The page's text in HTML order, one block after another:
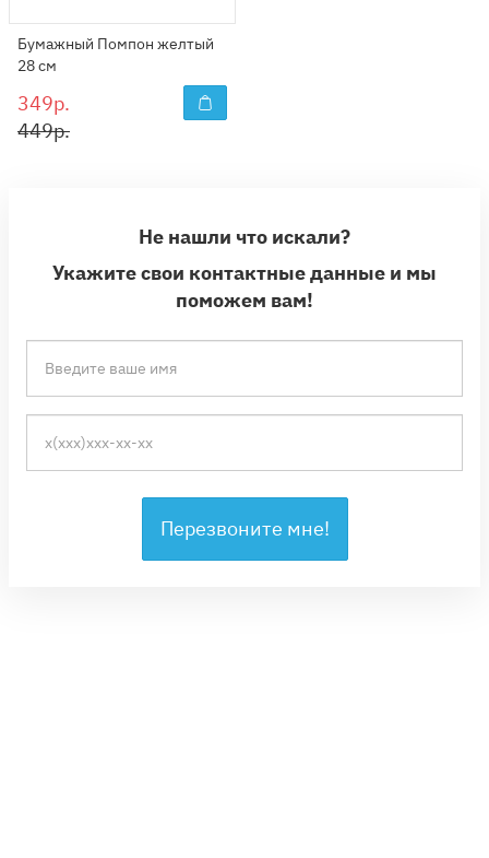
Бумажный Помпон желтый
28 см
349р.
449р.
Не нашли что искали?
Укажите свои контактные данные и мы
поможем вам!
Перезвоните мне!